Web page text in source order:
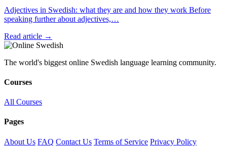
Adjectives in Swedish: what they are and how they work Before
speaking further about adjectives,…
Read article →
The world's biggest online Swedish language learning community.
Courses
All Courses
Pages
About Us FAQ Contact Us Terms of Service Privacy Policy